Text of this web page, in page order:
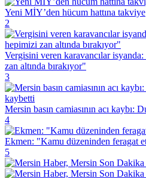
Yeni MİY’den hücum hattına takviye
2
Vergisini veren karavancılar
zan altında bırakıyor"
3
Mersin basın camiasının acı kaybı:
4
Ekmen: "Kamu düzeninden feragat
5